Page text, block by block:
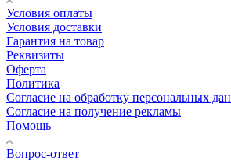
Условия оплаты
Условия доставки
Гарантия на товар
Реквизиты
Оферта
Политика
Согласие на обработку персональных
Согласие на получение рекламы
Помощь
Вопрос-ответ